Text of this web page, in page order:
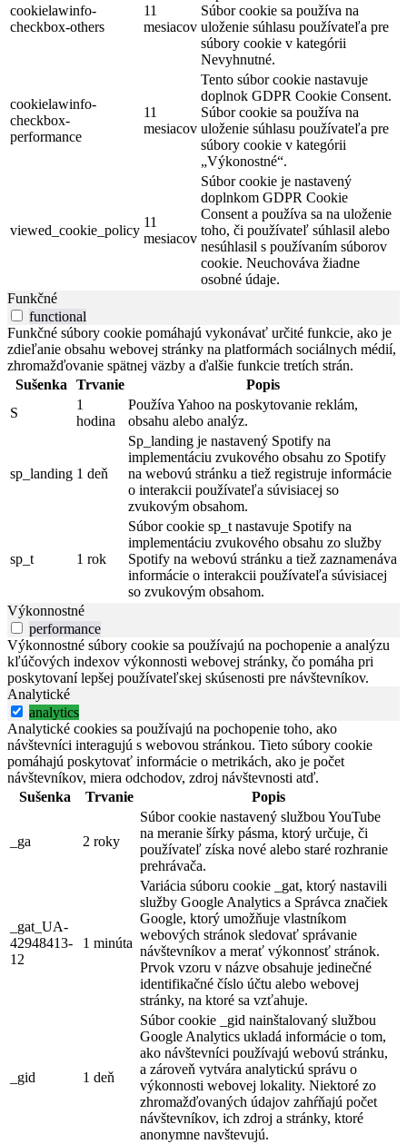
cookielawinfo-
checkbox-others
11
mesiacov
Súbor cookie sa používa na
uloženie súhlasu používateľa pre
súbory cookie v kategórii
Nevyhnutné.
cookielawinfo-
checkbox-
performance
11
mesiacov
Tento súbor cookie nastavuje
doplnok GDPR Cookie Consent.
Súbor cookie sa používa na
uloženie súhlasu používateľa pre
súbory cookie v kategórii
„Výkonostné“.
viewed_cookie_policy
11
mesiacov
Súbor cookie je nastavený
doplnkom GDPR Cookie
Consent a používa sa na uloženie
toho, či používateľ súhlasil alebo
nesúhlasil s používaním súborov
cookie. Neuchováva žiadne
osobné údaje.
Funkčné
functional
Funkčné súbory cookie pomáhajú vykonávať určité funkcie, ako je
zdieľanie obsahu webovej stránky na platformách sociálnych médií,
zhromažďovanie spätnej väzby a ďalšie funkcie tretích strán.
Sušenka
Trvanie
Popis
S
1
hodina
Používa Yahoo na poskytovanie reklám,
obsahu alebo analýz.
sp_landing 1 deň
Sp_landing je nastavený Spotify na
implementáciu zvukového obsahu zo Spotify
na webovú stránku a tiež registruje informácie
o interakcii používateľa súvisiacej so
zvukovým obsahom.
sp_t 1 rok
Súbor cookie sp_t nastavuje Spotify na
implementáciu zvukového obsahu zo služby
Spotify na webovú stránku a tiež zaznamenáva
informácie o interakcii používateľa súvisiacej
so zvukovým obsahom.
Výkonnostné
performance
Výkonnostné súbory cookie sa používajú na pochopenie a analýzu
kľúčových indexov výkonnosti webovej stránky, čo pomáha pri
poskytovaní lepšej používateľskej skúsenosti pre návštevníkov.
Analytické
analytics
Analytické cookies sa používajú na pochopenie toho, ako
návštevníci interagujú s webovou stránkou. Tieto súbory cookie
pomáhajú poskytovať informácie o metrikách, ako je počet
návštevníkov, miera odchodov, zdroj návštevnosti atď.
Sušenka
Trvanie Popis
_ga 2 roky
Súbor cookie nastavený službou YouTube
na meranie šírky pásma, ktorý určuje, či
používateľ získa nové alebo staré rozhranie
prehrávača.
_gat_UA-
42948413-
12
1 minúta
Variácia súboru cookie _gat, ktorý nastavili
služby Google Analytics a Správca značiek
Google, ktorý umožňuje vlastníkom
webových stránok sledovať správanie
návštevníkov a merať výkonnosť stránok.
Prvok vzoru v názve obsahuje jedinečné
identifikačné číslo účtu alebo webovej
stránky, na ktoré sa vzťahuje.
_gid 1 deň
Súbor cookie _gid nainštalovaný službou
Google Analytics ukladá informácie o tom,
ako návštevníci používajú webovú stránku,
a zároveň vytvára analytickú správu o
výkonnosti webovej lokality. Niektoré zo
zhromažďovaných údajov zahŕňajú počet
návštevníkov, ich zdroj a stránky, ktoré
anonymne navštevujú.